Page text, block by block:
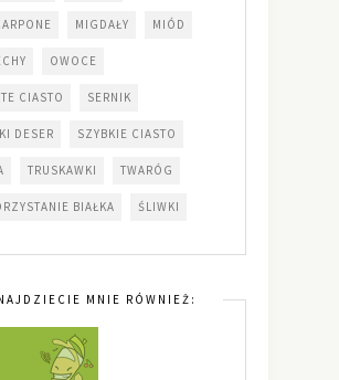
MIGDAŁY MIÓD
OWOCE
CIASTO SERNIK
DESER SZYBKIE CIASTO
TRUSKAWKI TWARÓG
BIAŁKA ŚLIWKI
MNIE RÓWNIEŻ: